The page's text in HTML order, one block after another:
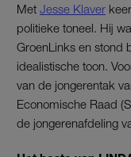
Met Jesse Klaver
politieke toneel. Hij
GroenLinks en stond
idealistische toon.
van de jongerentak
Economische Raad
de jongerenafdeling